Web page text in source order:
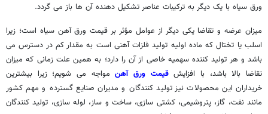
ورق سیاه با یک دیگر به ترکیبات عناصر تشکیل دهنده آن ها باز می گردد.
میزان عرضه و تقاضا یکی دیگر از عوامل مؤثر بر قیمت ورق آهن سیاه است؛ زیرا
اسلب یا تختال که ماده اولیه تولید فلزات آهنی است به مقدار کم در دسترس می
باشد و هر تولید کننده سهمیه خاصی از آن را دارد؛ به همین علت زمانی که میزان
تقاضا بالا باشد، با افزایشقیمت ورق آهنمواجه می شویم؛ زیرا بیشترین
خریداران این محصولات نیز تولید کنندگان و مدیران صنایع گسترده و مهم کشور
مانند نفت، گاز، پتروشیمی، کشتی سازی، ساخت و ساز، لوله سازی، تولید کنندگان